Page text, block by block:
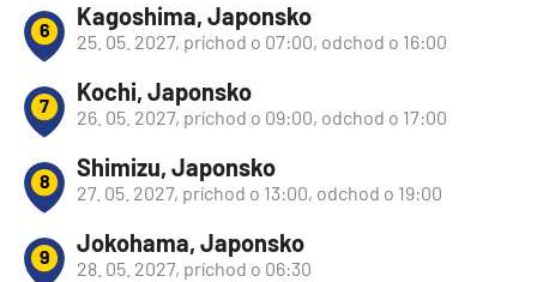
6 Kagoshima, Japonsko
25. 05. 2027, príchod o 07:00, odchod o 16:00
7 Kochi, Japonsko
26. 05. 2027, príchod o 09:00, odchod o 17:00
8 Shimizu, Japonsko
27. 05. 2027, príchod o 13:00, odchod o 19:00
9 Jokohama, Japonsko
28. 05. 2027, príchod o 06:30